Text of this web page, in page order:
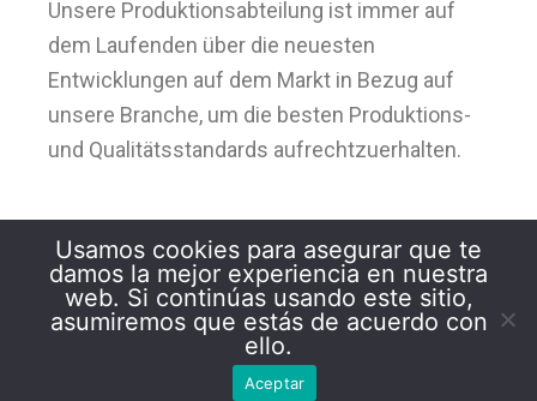
Unsere Produktionsabteilung ist immer auf
dem Laufenden über die neuesten
Entwicklungen auf dem Markt in Bezug auf
unsere Branche, um die besten Produktions-
und Qualitätsstandards aufrechtzuerhalten.
Carfelt Technology SL - Copyright © 2026
Usamos cookies para asegurar que te
damos la mejor experiencia en nuestra
web. Si continúas usando este sitio,
asumiremos que estás de acuerdo con
ello.
Aceptar